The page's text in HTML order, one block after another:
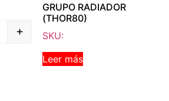
+
GRUPO RADIADOR
(THOR80)
SKU:
Leer más